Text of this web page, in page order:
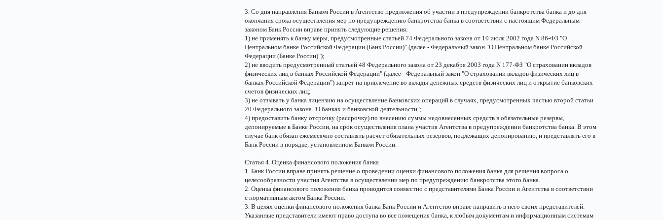
3. Со дня направления Банком России в Агентство предложения об участии в предупреждении банкротства банка и до дня
окончания срока осуществления мер по предупреждению банкротства банка в соответствии с настоящим Федеральным
законом Банк России вправе принять следующие решения:
1) не применять к банку меры, предусмотренные статьей 74 Федерального закона от 10 июля 2002 года N 86-ФЗ "О
Центральном банке Российской Федерации (Банк России)" (далее - Федеральный закон "О Центральном банке Российской
Федерации (Банке России)");
2) не вводить предусмотренный статьей 48 Федерального закона от 23 декабря 2003 года N 177-ФЗ "О страховании вкладов
физических лиц в банках Российской Федерации" (далее - Федеральный закон "О страховании вкладов физических лиц в
банках Российской Федерации") запрет на привлечение во вклады денежных средств физических лиц и открытие банковских
счетов физических лиц;
3) не отзывать у банка лицензию на осуществление банковских операций в случаях, предусмотренных частью второй статьи
20 Федерального закона "О банках и банковской деятельности";
4) предоставить банку отсрочку (рассрочку) по внесению суммы недовнесенных средств в обязательные резервы,
депонируемые в Банке России, на срок осуществления плана участия Агентства в предупреждении банкротства банка. В этом
случае банк обязан ежемесячно составлять расчет обязательных резервов, подлежащих депонированию, и представлять его в
Банк России в порядке, установленном Банком России.
Статья 4. Оценка финансового положения банка
1. Банк России вправе принять решение о проведении оценки финансового положения банка для решения вопроса о
целесообразности участия Агентства в осуществлении мер по предупреждению банкротства этого банка.
2. Оценка финансового положения банка проводится совместно с представителями Банка России и Агентства в соответствии
с нормативным актом Банка России.
3. В целях оценки финансового положения банка Банк России и Агентство вправе направить в него своих представителей.
Указанные представители имеют право доступа во все помещения банка, к любым документам и информационным системам